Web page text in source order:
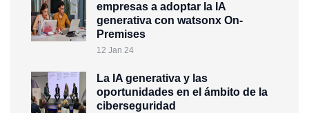
empresas a adoptar la IA
generativa con watsonx On-
Premises
12 Jan 24
La IA generativa y las
oportunidades en el ámbito de la
ciberseguridad